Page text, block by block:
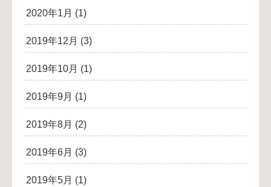
2020年1月 (1)
2019年12月 (3)
2019年10月 (1)
2019年9月 (1)
2019年8月 (2)
2019年6月 (3)
2019年5月 (1)